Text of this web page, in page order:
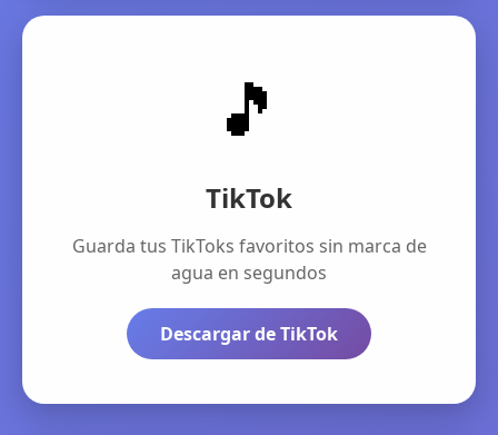
🎵
TikTok
Guarda tus TikToks favoritos sin marca de
agua en segundos
Descargar de TikTok